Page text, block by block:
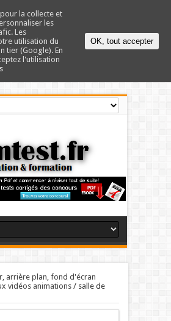
arrière plan, fond d'écran
vidéos animations/ salle de
la collecte et
les
Les
utilisation du
tier (Google). En
l'utilisation
OK, tout accepter